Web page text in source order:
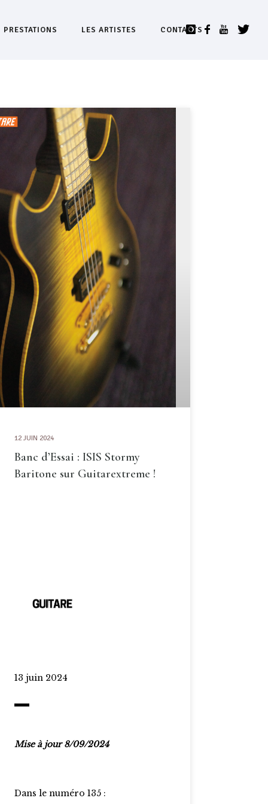
PRESTATIONS LES ARTISTES CONTACTS
12 JUIN 2024
Banc d’Essai : ISIS Stormy
Baritone sur Guitarextreme !
13 juin 2024
Mise à jour 8/09/2024
Dans le numéro 135 :